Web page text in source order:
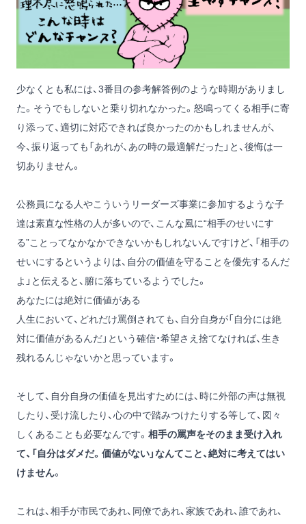
少なくとも私には、3番目の参考解答例のような時期がありまし
た。そうでもしないと乗り切れなかった。怒鳴ってくる相手に寄
り添って、適切に対応できれば良かったのかもしれませんが、
今、振り返っても「あれが、あの時の最適解だった」と、後悔は一
切ありません。
公務員になる人やこういうリーダーズ事業に参加するような子
達は素直な性格の人が多いので、こんな風に“相手のせいにす
る”ことってなかなかできないかもしれないんですけど、「相手の
せいにするというよりは、自分の価値を守ることを優先するんだ
よ」と伝えると、腑に落ちているようでした。
あなたには絶対に価値がある
人生において、どれだけ罵倒されても、自分自身が「自分には絶
対に価値があるんだ」という確信・希望さえ捨てなければ、生き
残れるんじゃないかと思っています。
そして、自分自身の価値を見出すためには、時に外部の声は無視
したり、受け流したり、心の中で踏みつけたりする等して、図々
しくあることも必要なんです。 相手の罵声をそのまま受け入れ
て、「自分はダメだ。価値がない」なんてこと、絶対に考えてはい
けません。
これは、相手が市民であれ、同僚であれ、家族であれ、誰であれ、